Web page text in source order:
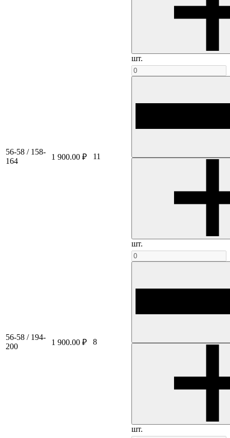
шт.
56-58 / 158-
164
1 900.00 ₽ 11
шт.
56-58 / 194-
200
1 900.00 ₽ 8
шт.